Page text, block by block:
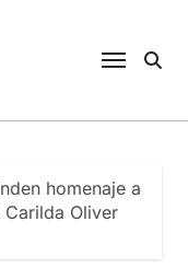
homenaje a
Oliver